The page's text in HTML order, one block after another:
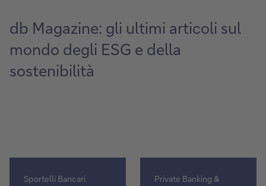
db Magazine: gli ultimi articoli sul
mondo degli ESG e della
sostenibilità
Sportelli Bancari
Private Banking &